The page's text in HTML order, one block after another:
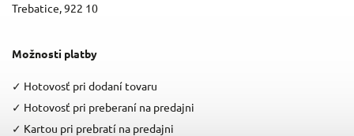
Trebatice, 922 10
Možnosti platby
✓ Hotovosť pri dodaní tovaru
✓ Hotovosť pri preberaní na predajni
✓ Kartou pri prebratí na predajni